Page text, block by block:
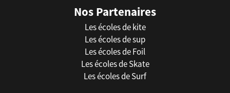
Nos Partenaires
Les écoles de kite
Les écoles de sup
Les écoles de Foil
Les écoles de Skate
Les écoles de Surf